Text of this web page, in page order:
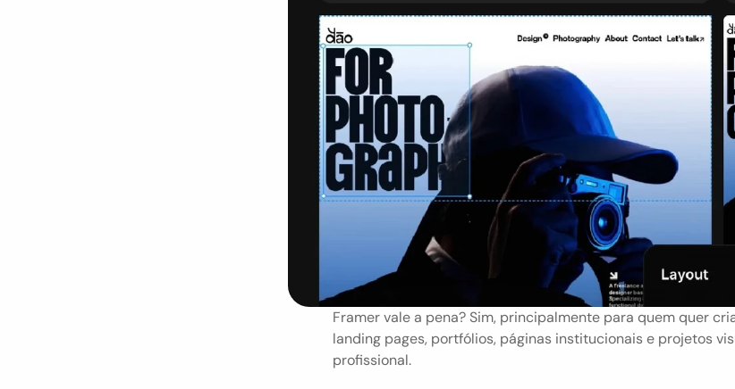
Framer vale a pena? Sim, principalmente para quem quer
landing pages, portfólios, páginas institucionais e projetos
profissional.